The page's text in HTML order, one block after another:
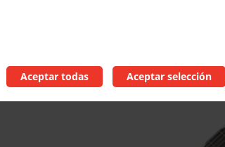
review español
Aceptar todas Aceptar selección